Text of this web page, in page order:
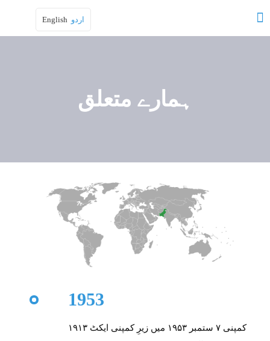
English اردو
ہمارے متعلق
1953
کمپنی ۷ ستمبر ۱۹۵۳ میں زیرِ کمپنی ایکٹ ۱۹۱۳